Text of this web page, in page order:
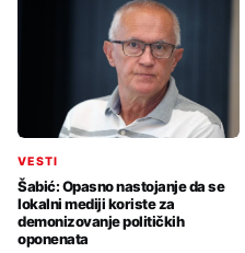
VESTI
Šabić: Opasno nastojanje da se
lokalni mediji koriste za
demonizovanje političkih
oponenata